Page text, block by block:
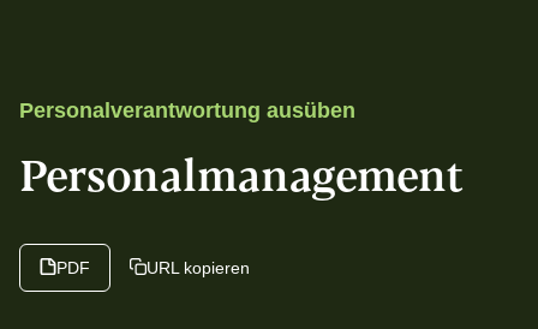
Personal­verantwortung ausüben
Personal­management
PDF URL kopieren